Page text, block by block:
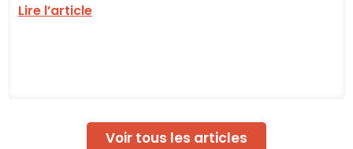
Lire l’article
Voir tous les articles